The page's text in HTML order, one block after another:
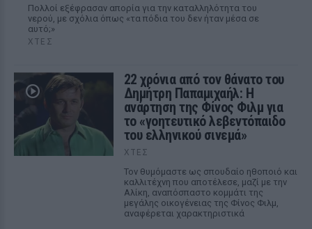
Πολλοί εξέφρασαν απορία για την καταλληλότητα του
νερού, με σχόλια όπως «τα πόδια του δεν ήταν μέσα σε
αυτό;»
ΧΤΕΣ
22 χρόνια από τον θάνατο του
Δημήτρη Παπαμιχαήλ: Η
ανάρτηση της Φίνος Φιλμ για
το «γοητευτικό λεβεντόπαιδο
του ελληνικού σινεμά»
ΧΤΕΣ
Τον θυμόμαστε ως σπουδαίο ηθοποιό και
καλλιτέχνη που αποτέλεσε, μαζί με την
Αλίκη, αναπόσπαστο κομμάτι της
μεγάλης οικογένειας της Φίνος Φιλμ,
αναφέρεται χαρακτηριστικά